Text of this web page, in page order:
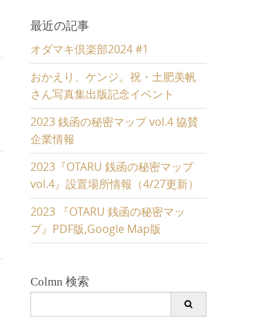
最近の記事
オダマキ倶楽部2024 #1
おかえり、ケンジ。祝・土肥美帆
さん写真集出版記念イベント
2023 銭函の秘密マップ vol.4 協賛
企業情報
2023『OTARU 銭函の秘密マップ
vol.4』設置場所情報（4/27更新）
2023 『OTARU 銭函の秘密マッ
プ』PDF版,Google Map版
Colmn 検索